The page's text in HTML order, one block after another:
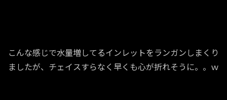
こんな感じで水量増してるインレットをランガンしまくり
ましたが、チェイスすらなく早くも心が折れそうに。。ｗ